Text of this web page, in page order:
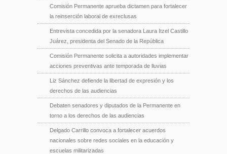
Comisión Permanente aprueba dictamen para fortalecer
la reinserción laboral de exreclusas
Entrevista concedida por la senadora Laura Itzel Castillo
Juárez, presidenta del Senado de la República
Comisión Permanente solicita a autoridades implementar
acciones preventivas ante temporada de lluvias
Liz Sánchez defiende la libertad de expresión y los
derechos de las audiencias
Debaten senadores y diputados de la Permanente en
torno a los derechos de las audiencias
Delgado Carrillo convoca a fortalecer acuerdos
nacionales sobre redes sociales en la educación y
escuelas militarizadas